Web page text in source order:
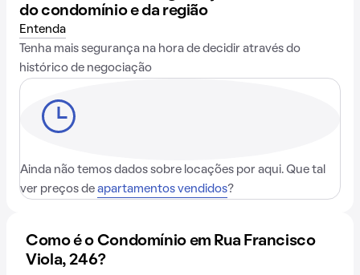
do condomínio e da região
Entenda
Tenha mais segurança na hora de decidir através do
histórico de negociação
Ainda não temos dados sobre locações por aqui. Que tal
ver preços de apartamentos vendidos?
Como é o Condomínio em Rua Francisco
Viola, 246?